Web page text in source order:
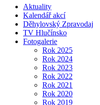
Aktuality
Kalendář akcí
Děhylovský Zpravodaj
TV Hlučínsko
Fotogalerie
Rok 2025
Rok 2024
Rok 2023
Rok 2022
Rok 2021
Rok 2020
Rok 2019